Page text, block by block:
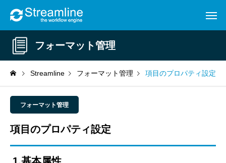
フォーマット管理
Streamline フォーマット管理 項目のプロパティ設定
フォーマット管理
項目のプロパティ設定